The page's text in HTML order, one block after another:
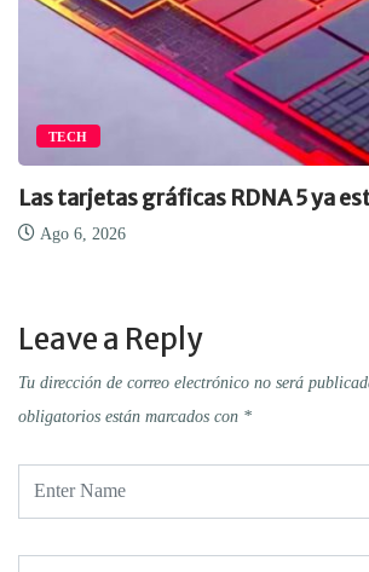
TECH
Las tarjetas gráficas RDNA 5 ya
Ago 6, 2026
Leave a Reply
Tu dirección de correo electrónico no será
obligatorios están marcados con *